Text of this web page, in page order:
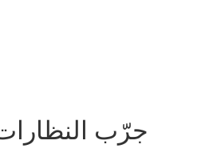
جرّب